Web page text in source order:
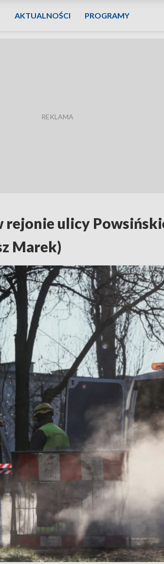
AKTUALNOŚCI PROGRAMY
rejonie ulicy
Marek)